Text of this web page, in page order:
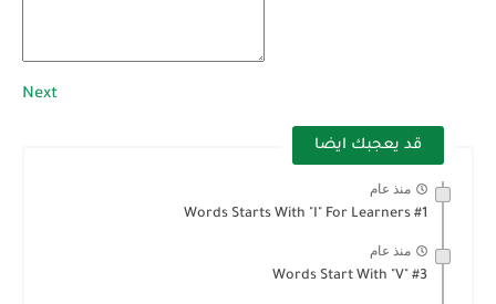
Next
قد يعجبك ايضا
منذ عام
Words Starts With "I" For Learners #1
منذ عام
Words Start With "V" #3